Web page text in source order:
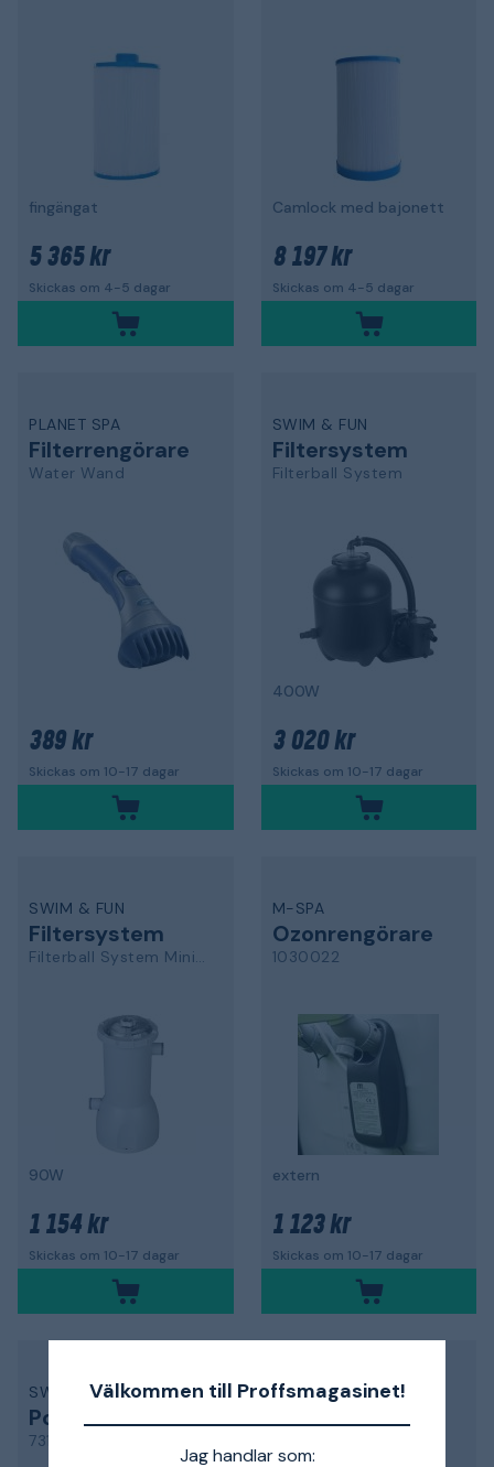
Välkommen till Proffsmagasinet!
Jag handlar som:
fingängat
5 365 kr
Skickas om 4-5 dagar
Camlock med bajonett
8 197 kr
Skickas om 4-5 dagar
PLANET SPA
Filterrengörare
Water Wand
389 kr
Skickas om 10-17 dagar
SWIM & FUN
Filtersystem
Filterball System
400W
3 020 kr
Skickas om 10-17 dagar
SWIM & FUN
Filtersystem
Filterball System MiniMax
90W
1 154 kr
Skickas om 10-17 dagar
M-SPA
Ozonrengörare
1030022
extern
1 123 kr
Skickas om 10-17 dagar
SWIM & FUN
Poolrobot
7311
SWIM & FUN
Poolrobot